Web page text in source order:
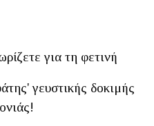
για τη φετινή
γευστικής δοκιμής